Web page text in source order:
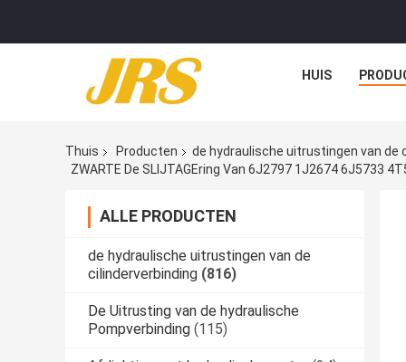
HUIS
Thuis Producten
de hydraulische uitrustingen van de
ZWARTE De SLIJTAGEring Van 6J2797 1J2674 6J5733
ALLE PRODUCTEN
de hydraulische uitrustingen van de
cilinderverbinding (816)
De Uitrusting van de hydraulische
Pompverbinding (115)